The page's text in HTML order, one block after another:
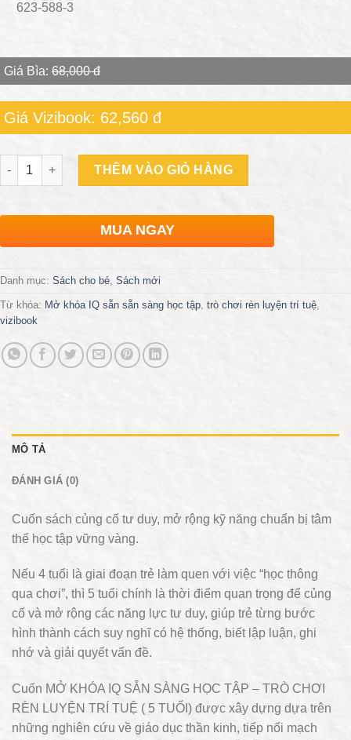
623-588-3
Giá Bìa: 68,000 đ
Giá Vizibook: 62,560 đ
Số lượng
THÊM VÀO GIỎ HÀNG
MUA NGAY
Danh mục: Sách cho bé Sách mới
Từ khóa: Mở khóa IQ sẵn sẵn sàng học tập trò chơi rèn luyện trí tuệ
vizibook
MÔ TẢ
ĐÁNH GIÁ (0)
Cuốn sách củng cố tư duy, mở rộng kỹ năng chuẩn bị tâm
thế học tập vững vàng.
Nếu 4 tuổi là giai đoạn trẻ làm quen với việc “học thông
qua chơi”, thì 5 tuổi chính là thời điểm quan trọng để củng
cố và mở rộng các năng lực tư duy, giúp trẻ từng bước
hình thành cách suy nghĩ có hệ thống, biết lập luận, ghi
nhớ và giải quyết vấn đề.
Cuốn MỞ KHÓA IQ SẴN SÀNG HỌC TẬP – TRÒ CHƠI
RÈN LUYỆN TRÍ TUỆ ( 5 TUỔI) được xây dựng dựa trên
những nghiên cứu về giáo dục thần kinh, tiếp nối mạch